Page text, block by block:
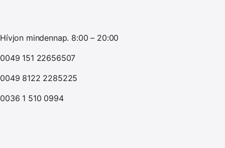
Hívjon mindennap. 8:00 – 20:00
0049 151 22656507
0049 8122 2285225
0036 1 510 0994